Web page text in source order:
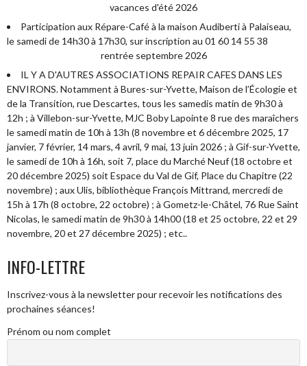
vacances d'été 2026
Participation aux Répare-Café à la maison Audiberti à Palaiseau,
le samedi de 14h30 à 17h30, sur inscription au 01 60 14 55 38
rentrée septembre 2026
IL Y A D'AUTRES ASSOCIATIONS REPAIR CAFES DANS LES
ENVIRONS. Notamment à Bures-sur-Yvette, Maison de l’Écologie et
de la Transition, rue Descartes, tous les samedis matin de 9h30 à
12h ; à Villebon-sur-Yvette, MJC Boby Lapointe 8 rue des maraîchers
le samedi matin de 10h à 13h (8 novembre et 6 décembre 2025, 17
janvier, 7 février, 14 mars, 4 avril, 9 mai, 13 juin 2026 ; à Gif-sur-Yvette,
le samedi de 10h à 16h, soit 7, place du Marché Neuf (18 octobre et
20 décembre 2025) soit Espace du Val de Gif, Place du Chapitre (22
novembre) ; aux Ulis, bibliothèque François Mittrand, mercredi de
15h à 17h (8 octobre, 22 octobre) ; à Gometz-le-Châtel, 76 Rue Saint
Nicolas, le samedi matin de 9h30 à 14h00 (18 et 25 octobre, 22 et 29
novembre, 20 et 27 décembre 2025) ; etc..
INFO-LETTRE
Inscrivez-vous à la newsletter pour recevoir les notifications des
prochaines séances!
Prénom ou nom complet